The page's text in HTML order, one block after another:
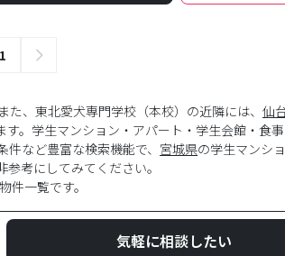
1
、東北愛犬専門学校（本校）の近隣には、 仙
す。学生マンション・アパート・学生会館・食
など豊富な検索機能で、 宮城県の学生マンシ
考にしてみてください。
件一覧です。
気軽に相談したい